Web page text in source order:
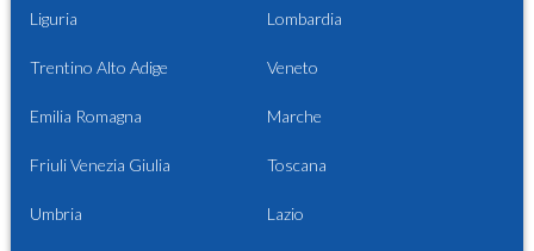
Liguria Lombardia
Trentino Alto Adige Veneto
Emilia Romagna Marche
Friuli Venezia Giulia Toscana
Umbria Lazio